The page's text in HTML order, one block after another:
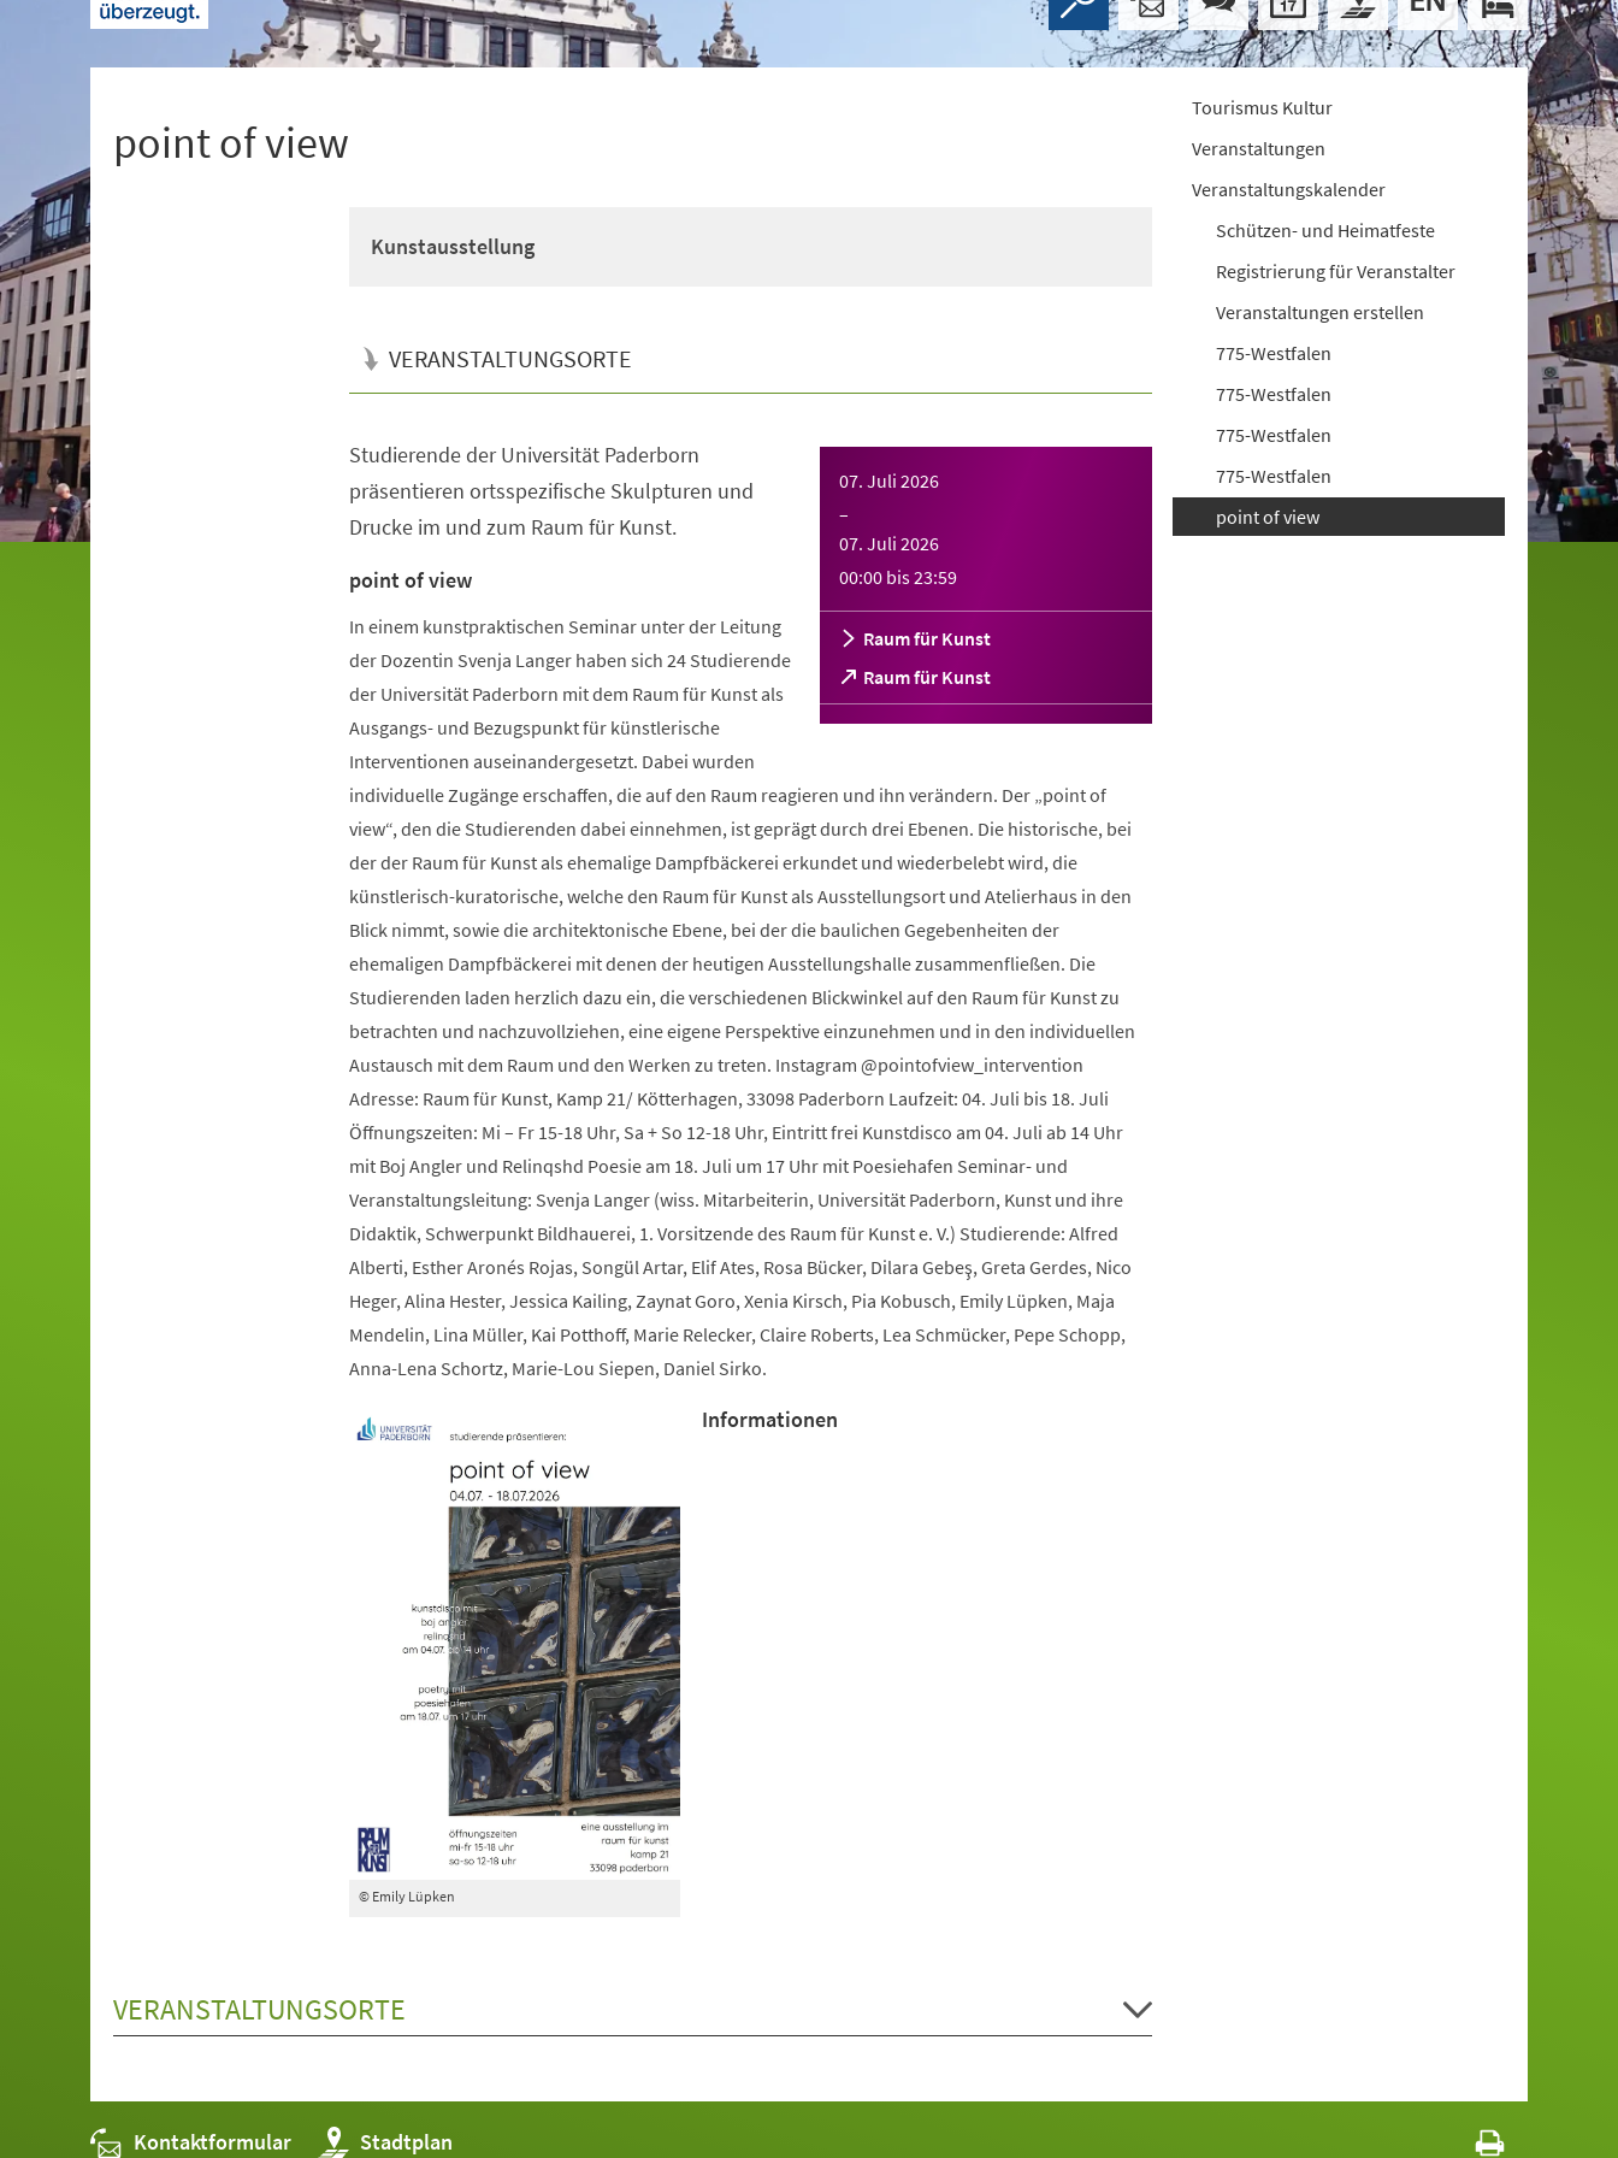
point of view
Kunstausstellung
VERANSTALTUNGSORTE
07. Juli 2026
–
07. Juli 2026
00:00 bis23:59
Raum für Kunst
Raum für Kunst
(Öffnet
in
einem
Studierende der Universität Paderborn
präsentieren ortsspezifische Skulpturen und
Drucke im und zum Raum für Kunst.
point of view
In einem kunstpraktischen Seminar unter der Leitung
der Dozentin Svenja Langer haben sich 24 Studierende
der Universität Paderborn mit dem Raum für Kunst als
Ausgangs- und Bezugspunkt für künstlerische
Interventionen auseinandergesetzt. Dabei wurden
individuelle Zugänge erschaffen, die auf den Raum reagieren und ihn verändern. Der „point of
view“, den die Studierenden dabei einnehmen, ist geprägt durch drei Ebenen. Die historische, bei
der der Raum für Kunst als ehemalige Dampfbäckerei erkundet und wiederbelebt wird, die
künstlerisch-kuratorische, welche den Raum für Kunst als Ausstellungsort und Atelierhaus in den
Blick nimmt, sowie die architektonische Ebene, bei der die baulichen Gegebenheiten der
ehemaligen Dampfbäckerei mit denen der heutigen Ausstellungshalle zusammenfließen. Die
Studierenden laden herzlich dazu ein, die verschiedenen Blickwinkel auf den Raum für Kunst zu
betrachten und nachzuvollziehen, eine eigene Perspektive einzunehmen und in den individuellen
Austausch mit dem Raum und den Werken zu treten. Instagram @pointofview_intervention
Adresse: Raum für Kunst, Kamp 21/ Kötterhagen, 33098 Paderborn Laufzeit: 04. Juli bis 18. Juli
Öffnungszeiten: Mi – Fr 15-18 Uhr, Sa + So 12-18 Uhr, Eintritt frei Kunstdisco am 04. Juli ab 14 Uhr
mit Boj Angler und Relinqshd Poesie am 18. Juli um 17 Uhr mit Poesiehafen Seminar- und
Veranstaltungsleitung: Svenja Langer (wiss. Mitarbeiterin, Universität Paderborn, Kunst und ihre
Didaktik, Schwerpunkt Bildhauerei, 1. Vorsitzende des Raum für Kunst e. V.) Studierende: Alfred
Alberti, Esther Aronés Rojas, Songül Artar, Elif Ates, Rosa Bücker, Dilara Gebeş, Greta Gerdes, Nico
Heger, Alina Hester, Jessica Kailing, Zaynat Goro, Xenia Kirsch, Pia Kobusch, Emily Lüpken, Maja
Mendelin, Lina Müller, Kai Potthoff, Marie Relecker, Claire Roberts, Lea Schmücker, Pepe Schopp,
Anna-Lena Schortz, Marie-Lou Siepen, Daniel Sirko.
© Emily Lüpken
Informationen
VERANSTALTUNGSORTE
Tourismus Kultur
Veranstaltungen
Veranstaltungskalender
Schützen- und Heimatfeste
Registrierung für Veranstalter
Veranstaltungen erstellen
775-Westfalen
775-Westfalen
775-Westfalen
775-Westfalen
point of view
Kontaktformular Stadtplan
(Öffnet